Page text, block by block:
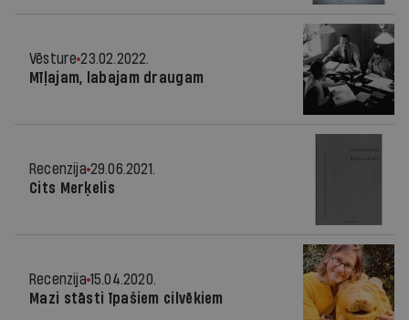
Vēsture 23.02.2022.
Mīļajam, labajam draugam
Recenzija 29.06.2021.
Cits Merķelis
Recenzija 15.04.2020.
Mazi stāsti īpašiem cilvēkiem